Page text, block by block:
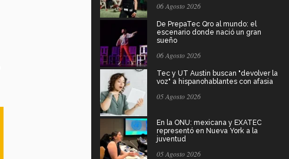
06 Agosto 2026
De PrepaTec Qro al mundo: el
escenario donde nació un gran
sueño
06 Agosto 2026
Tec y UT Austin buscan "devolver la
voz" a hispanohablantes con afasia
05 Agosto 2026
En la ONU: mexicana y EXATEC
representó en Nueva York a la
juventud
05 Agosto 2026